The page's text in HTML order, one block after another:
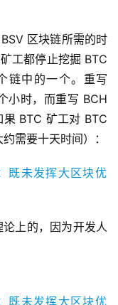
区块链所需的时
工都停止挖掘 BTC
链中的一个。重写
小时，而重写 BCH
BTC 矿工对 BTC
上的，因为开发人